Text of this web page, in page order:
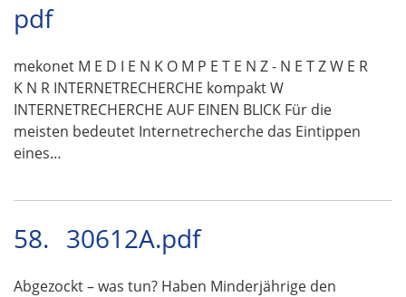
pdf
mekonet M E D I E N K O M P E T E N Z - N E T Z W E R
K N R INTERNETRECHERCHE kompakt W
INTERNETRECHERCHE AUF EINEN BLICK Für die
meisten bedeutet Internetrecherche das Eintippen
eines…
58. 30612A.pdf
Abgezockt – was tun? Haben Minderjährige den